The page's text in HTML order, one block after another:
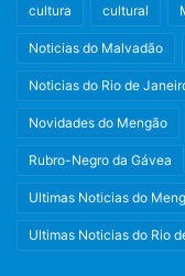
cultura cultural
Noticias do Malvadão
Noticias do Rio de
Novidades do Mengão
Rubro-Negro da Gávea
Ultimas Noticias do
Ultimas Noticias do Rio